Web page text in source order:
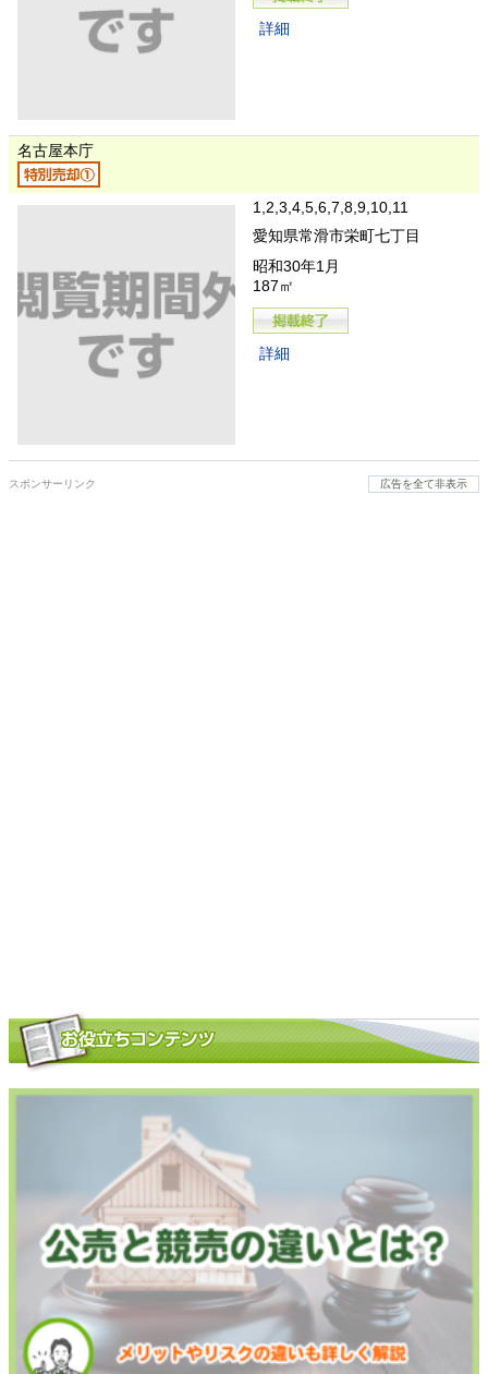
詳細
名古屋本庁
1,2,3,4,5,6,7,8,9,10,11
愛知県常滑市栄町七丁目
昭和30年1月
187㎡
詳細
スポンサーリンク 広告を全て非表示